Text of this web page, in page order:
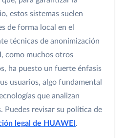
estos sistemas suelen
de forma local en el
técnicas de anonimización
como muchos otros
ha puesto un fuerte énfasis
usuarios, algo fundamental
que analizan
Puedes revisar su política de
legal de HUAWEI .